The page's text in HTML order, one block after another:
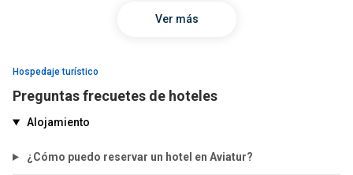
Ver más
Hospedaje turístico
Preguntas frecuetes de hoteles
Alojamiento
¿Cómo puedo reservar un hotel en Aviatur?